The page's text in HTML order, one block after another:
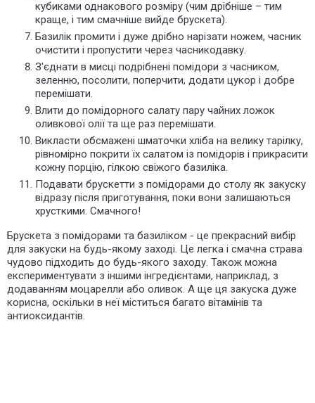
кубиками однакового розміру (чим дрібніше – тим
краще, і тим смачніше вийде брускета).
Базилік промити і дуже дрібно нарізати ножем, часник
очистити і пропустити через часникодавку.
З'єднати в мисці подрібнені помідори з часником,
зеленню, посолити, поперчити, додати цукор і добре
перемішати.
Влити до помідорного салату пару чайних ложок
оливкової олії та ще раз перемішати.
Викласти обсмажені шматочки хліба на велику тарілку,
рівномірно покрити їх салатом із помідорів і прикрасити
кожну порцію, гілкою свіжого базиліка.
Подавати брускетти з помідорами до столу як закуску
відразу після приготування, поки вони залишаються
хрусткими. Смачного!
Брускета з помідорами та базиліком - це прекрасний вибір
для закуски на будь-якому заході. Це легка і смачна страва
чудово підходить до будь-якого заходу. Також можна
експериментувати з іншими інгредієнтами, наприклад, з
додаванням моцарелли або оливок. А ще ця закуска дуже
корисна, оскільки в неї міститься багато вітамінів та
антиоксидантів.